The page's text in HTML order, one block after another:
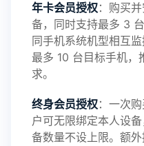
2025-01-13 V3.7
2024-10-08 V3.6
年卡会员授权：购买
备，同时支持最多 3
同手机系统机型相互
最多 10 台目标手机，
求。
终身会员授权：一次
户可无限绑定本人设
备数量不设上限。额